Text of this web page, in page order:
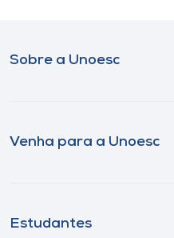
Sobre a Unoesc
Venha para a Unoesc
Estudantes